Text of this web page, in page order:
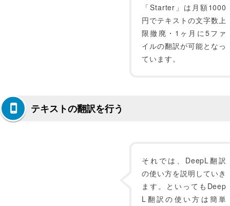
「Starter」は月額1000
円でテキストの文字数上
限撤廃・1ヶ月に5ファ
イルの翻訳が可能となっ
ています。
テキストの翻訳を行う
それでは、DeepL翻訳
の使い方を説明していき
ます。といってもDeep
L翻訳の使い方は簡単